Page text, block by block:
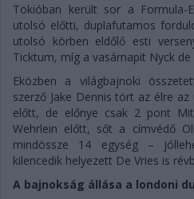
Tokióban került sor a Formula-
utolsó előtti, duplafutamos
utolsó körben eldőlő esti
Ticktum, míg a vasárnapit Nyck de
Eközben a világbajnoki
szerző Jake Dennis tört az élre
előtt, de előnye csak 2 pont
Wehrlein előtt, sőt a címvédő
mindössze 14 egység –
kilencedik helyezett De Vries is
A bajnokság állása a londoni